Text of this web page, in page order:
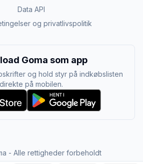
Data API
og privatlivspolitik
Goma som app
og hold styr på indkøbslisten
direkte på mobilen.
- Alle rettigheder forbeholdt